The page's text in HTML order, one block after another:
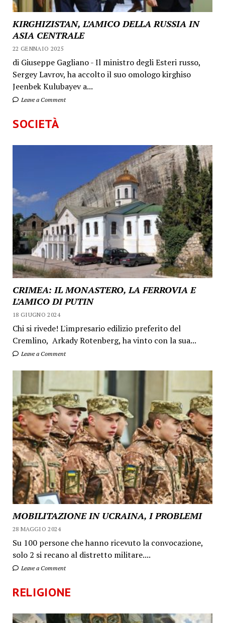
KIRGHIZISTAN, L’AMICO DELLA RUSSIA IN
ASIA CENTRALE
22 GENNAIO 2025
di Giuseppe Gagliano - Il ministro degli Esteri russo,
Sergey Lavrov, ha accolto il suo omologo kirghiso
Jeenbek Kulubayev a...
Leave a Comment
SOCIETÀ
CRIMEA: IL MONASTERO, LA FERROVIA E
L’AMICO DI PUTIN
18 GIUGNO 2024
Chi si rivede! L'impresario edilizio preferito del
Cremlino, Arkady Rotenberg, ha vinto con la sua...
Leave a Comment
MOBILITAZIONE IN UCRAINA, I PROBLEMI
28 MAGGIO 2024
Su 100 persone che hanno ricevuto la convocazione,
solo 2 si recano al distretto militare....
Leave a Comment
RELIGIONE